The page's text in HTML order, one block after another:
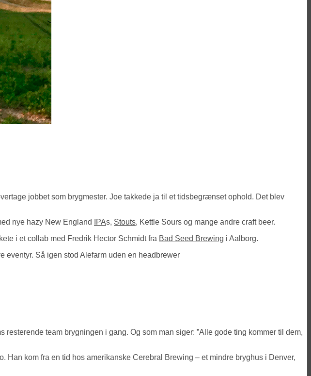
jobbet som brygmester. Joe takkede ja til et tidsbegrænset ophold. Det blev
nye hazy New England
IPAs, Stouts, Kettle Sours og mange andre craft beer.
i et collab med Fredrik Hector Schmidt fra Bad Seed Brewing i Aalborg.
eventyr. Så igen stod Alefarm uden en headbrewer
team brygningen i gang. Og som man siger: ”Alle gode ting kommer til dem,
kom fra en tid hos amerikanske Cerebral Brewing – et mindre bryghus i Denver,